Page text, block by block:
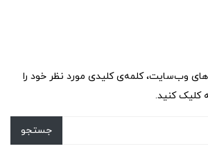
وب‌سایت، کلمه‌ی کلیدی مورد نظر خود را
کلیک کنید.
جستجو